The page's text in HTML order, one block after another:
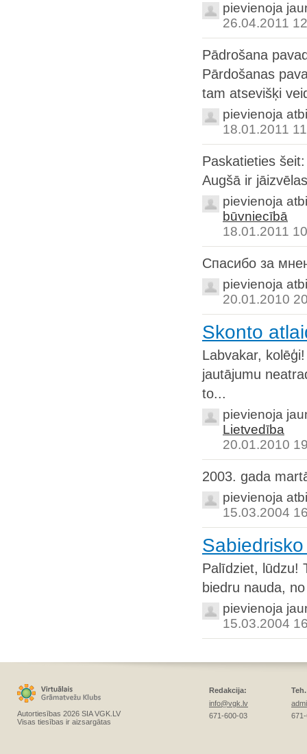
pievienoja
26.04.2011
Pādrošana
Pārdošanas
tam atsevišķi
pievienoja
18.01.2011
Paskatieties
Augšā ir
pievienoja
būvniecībā
18.01.2011
Спасибо за
pievienoja
20.01.2010
Skonto
Labvakar,
jautājumu
to...
pievienoja
Lietvedība
20.01.2010
2003. gada
pievienoja
15.03.2004
Palīdziet, lūdzu!
biedru nauda,
pievienoja
15.03.2004
Autortiesības 2026 SIA VGK.LV
Visas tiesības ir aizsargātas
Redakcija:
info@vgk.lv
671-600-03